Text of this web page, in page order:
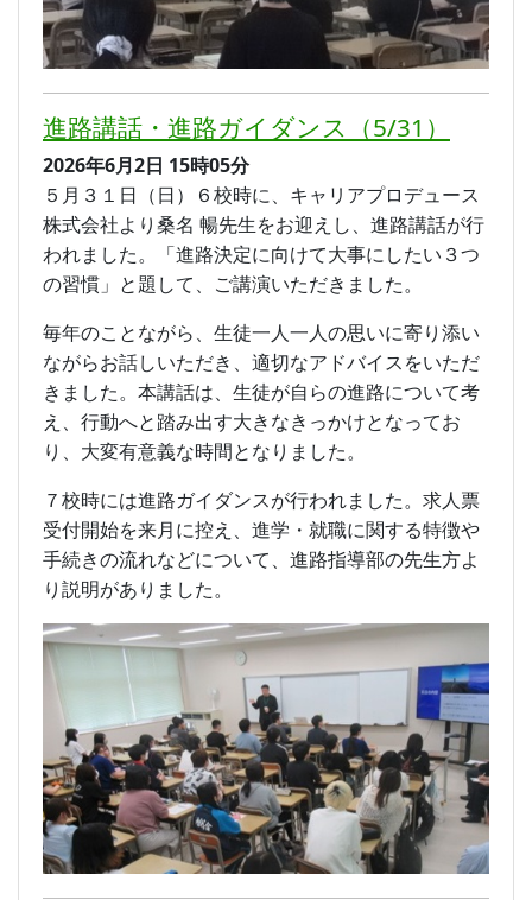
進路講話・進路ガイダンス（5/31）
2026年6月2日 15時05分
５月３１日（日）６校時に、キャリアプロデュース
株式会社より桑名 暢先生をお迎えし、進路講話が行
われました。「進路決定に向けて大事にしたい３つ
の習慣」と題して、ご講演いただきました。
毎年のことながら、生徒一人一人の思いに寄り添い
ながらお話しいただき、適切なアドバイスをいただ
きました。本講話は、生徒が自らの進路について考
え、行動へと踏み出す大きなきっかけとなってお
り、大変有意義な時間となりました。
７校時には進路ガイダンスが行われました。求人票
受付開始を来月に控え、進学・就職に関する特徴や
手続きの流れなどについて、進路指導部の先生方よ
り説明がありました。